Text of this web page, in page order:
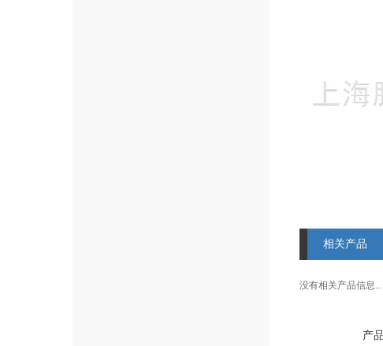
相关产品
没有相关产品信息...
产